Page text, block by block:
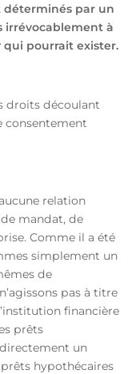
déterminés par un
irrévocablement à
pourrait exister.
droits découlant
consentement
relation
mandat, de
Comme il a été
simplement un
de
pas à titre
financière
prêts
directement un
hypothécaires